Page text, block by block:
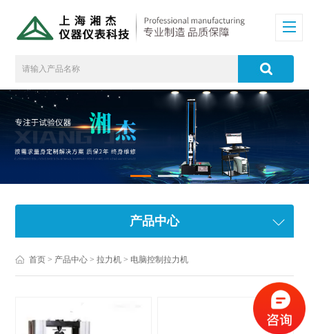
产品中心
首页 > 产品中心 >拉力机 > 电脑控制拉力机